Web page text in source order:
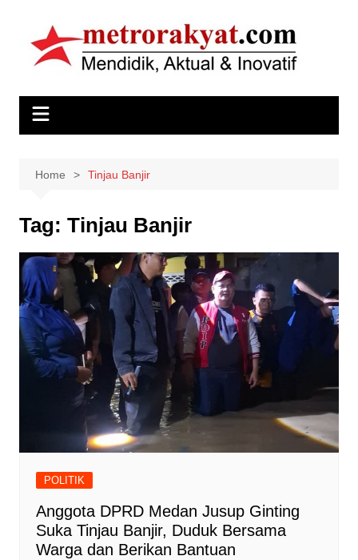
content
Home Tinjau Banjir
Tag: Tinjau Banjir
POLITIK
Anggota DPRD Medan Jusup Ginting
Suka Tinjau Banjir, Duduk Bersama
Warga dan Berikan Bantuan